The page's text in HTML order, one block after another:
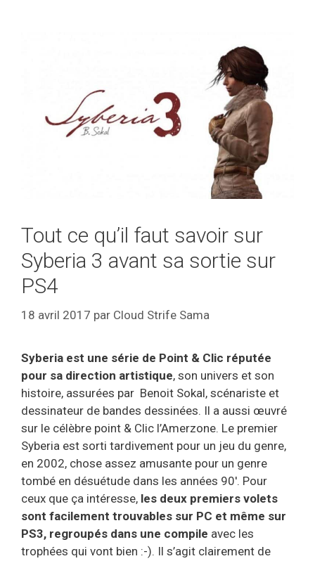
Tout ce qu’il faut savoir sur
Syberia 3 avant sa sortie sur
PS4
18 avril 2017 par Cloud Strife Sama
Syberia est une série de Point & Clic réputée
pour sa direction artistique, son univers et son
histoire, assurées par Benoit Sokal, scénariste et
dessinateur de bandes dessinées. Il a aussi œuvré
sur le célèbre point & Clic l’Amerzone. Le premier
Syberia est sorti tardivement pour un jeu du genre,
en 2002, chose assez amusante pour un genre
tombé en désuétude dans les années 90′. Pour
ceux que ça intéresse, les deux premiers volets
sont facilement trouvables sur PC et même sur
PS3, regroupés dans une compile avec les
trophées qui vont bien :-). Il s’agit clairement de